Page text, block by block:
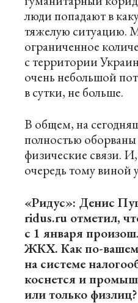
люди попадают в
тяжелую ситуацию.
ограниченное
с территории
очень небольшой
в сутки, не больше.
В общем, на
полностью
физические связи.
очередь тому виной
«Ридус»: Денис
ridus.ru отметил,
с 1 января
ЖКХ. Как по-
на системе
коснется и
или только физлиц?